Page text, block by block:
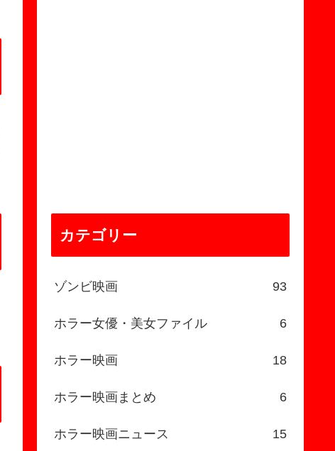
カテゴリー
ゾンビ映画 93
ホラー女優・美女ファイル 6
ホラー映画 18
ホラー映画まとめ 6
ホラー映画ニュース 15